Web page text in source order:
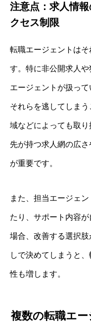
注意点：求人情
クセス制限
転職エージェントは
す。特に非公開求人
エージェントが扱っ
それらを逃してしま
域などによっても取
先が持つ求人網の広
が重要です。
また、担当エージェ
たり、サポート内容
場合、改善する選択
しで決めてしまうと
性も増します。
複数の転職エ